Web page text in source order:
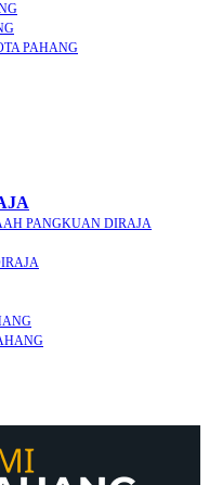
PAHANG
PANGKUAN DIRAJA